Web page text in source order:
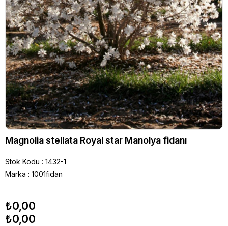
Magnolia stellata Royal star Manolya fidanı
Stok Kodu
1432-1
Marka : 1001fidan
₺0,00
₺0,00